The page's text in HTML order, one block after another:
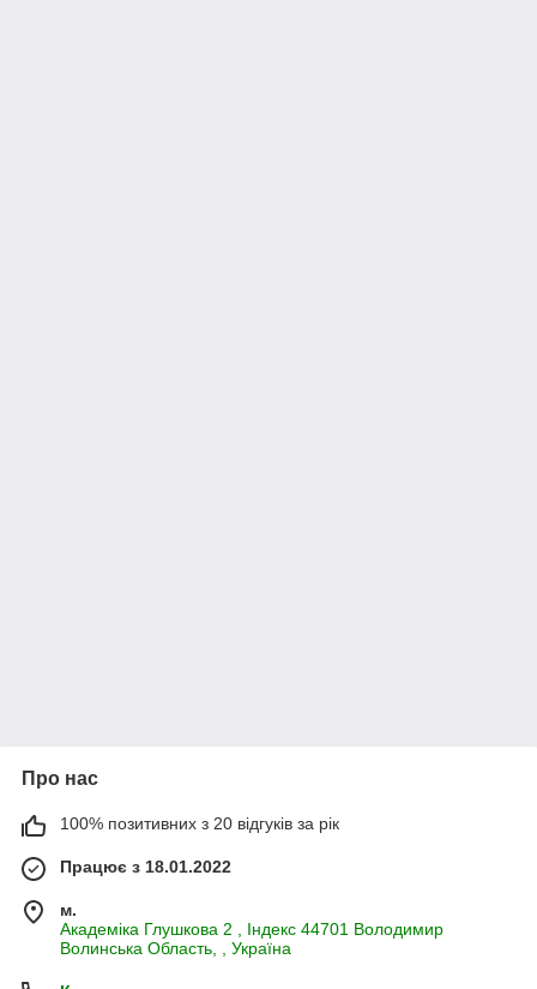
Про нас
100% позитивних з 20 відгуків за рік
Працює з 18.01.2022
м.
Академiка Глушкова 2 , Iндекс 44701 Володимир
Волинська Область, , Україна